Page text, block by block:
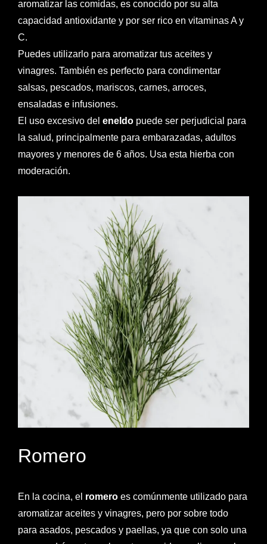
aromatizar las comidas, es conocido por su alta
capacidad antioxidante y por ser rico en vitaminas A y
C.
Puedes utilizarlo para aromatizar tus aceites y
vinagres. También es perfecto para condimentar
salsas, pescados, mariscos, carnes, arroces,
ensaladas e infusiones.
El uso excesivo del eneldo puede ser perjudicial para
la salud, principalmente para embarazadas, adultos
mayores y menores de 6 años. Usa esta hierba con
moderación.
Romero
En la cocina, el romero es comúnmente utilizado para
aromatizar aceites y vinagres, pero por sobre todo
para asados, pescados y paellas, ya que con solo una